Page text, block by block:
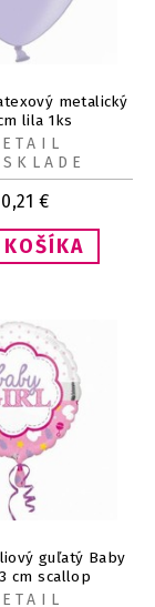
metalický
lila 1ks
0,21 €
guľatý Baby
cm scallop